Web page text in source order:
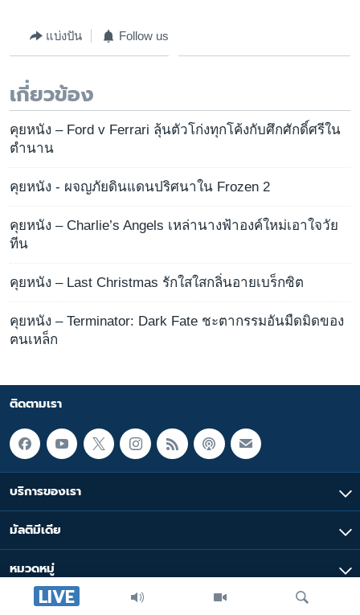
LIVE
แบ่งปัน Follow us
เกี่ยวข้อง
คุยหนัง – Ford v Ferrari ลุ้นตัวโก่งทุกโค้งกับศึกศักดิ์ศรีใน
ตำนาน
คุยหนัง - ผจญภัยดินแดนปริศนาใน Frozen 2
คุยหนัง – Charlie’s Angels เหล่านางฟ้าองค์ใหม่เอาใจวัย
ทีน
คุยหนัง – Last Christmas รักใสใสกลิ่นอายเบร็กซิต
คุยหนัง – Terminator: Dark Fate ชะตากรรมอันมืดมิดของ
ฅนเหล็ก
ติดตามเรา
บริการของเรา
มัลติมีเดีย
หมวดหมู่